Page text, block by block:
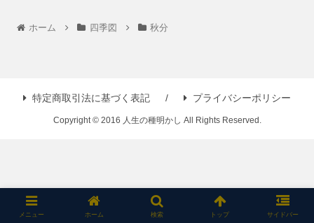
ホーム 四季図 秋分
特定商取引法に基づく表記 プライバシーポリシー
Copyright © 2016 人生の種明かし All Rights Reserved.
メニュー ホーム 検索 トップ サイドバー